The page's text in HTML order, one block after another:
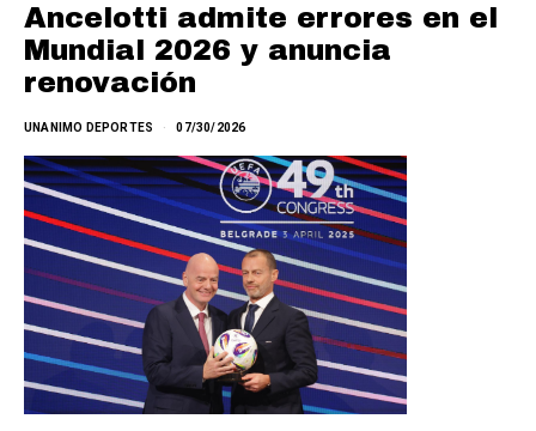
Ancelotti admite errores en el
Mundial 2026 y anuncia
renovación
UNANIMO DEPORTES 07/30/2026